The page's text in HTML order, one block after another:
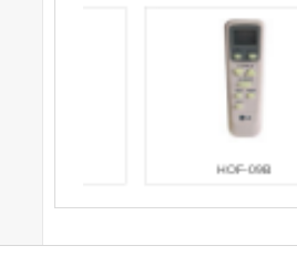
HOF-09B